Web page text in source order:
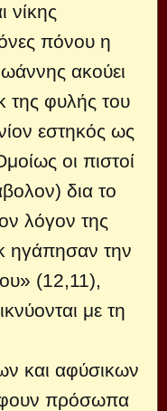
νίκης
πόνου η
ακούει
της φυλής του
εστηκός ως
οι πιστοί
δια το
λόγον της
ηγάπησαν την
(12,11),
με τη
και αφύσικων
πρόσωπα